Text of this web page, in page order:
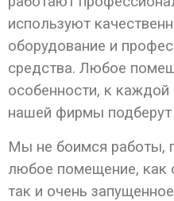
используют
оборудование и
средства. Любое
особенности, к
нашей фирмы
Мы не боимся работы,
любое помещение, как
так и очень